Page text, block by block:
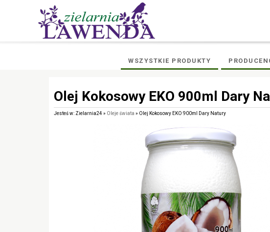
WSZYSTKIE PRODUKTY
Olej Kokosowy EKO 900ml Dary
Jesteś w: Zielarnia24 » Oleje świata » Olej Kokosowy EKO 900ml Dary Natury